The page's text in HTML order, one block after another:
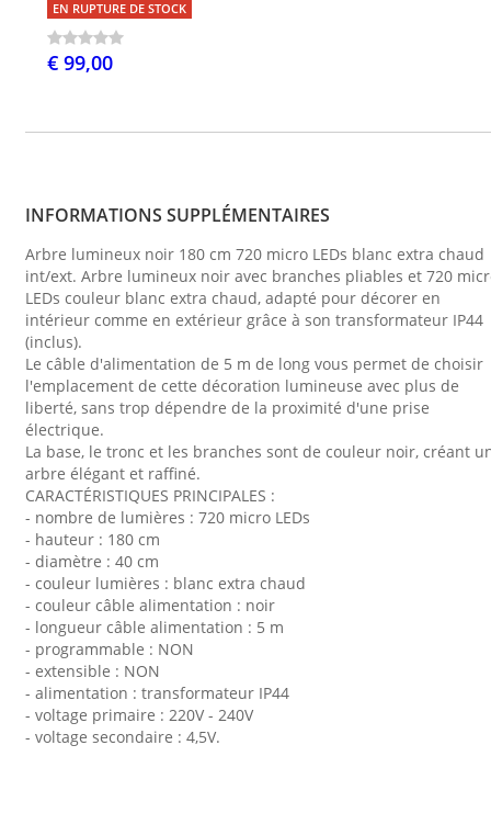
EN RUPTURE DE STOCK
€ 99,00
INFORMATIONS SUPPLÉMENTAIRES
Arbre lumineux noir 180 cm 720 micro LEDs blanc extra chaud
int/ext. Arbre lumineux noir avec branches pliables et 720
LEDs couleur blanc extra chaud, adapté pour décorer en
intérieur comme en extérieur grâce à son transformateur IP44
(inclus).
Le câble d'alimentation de 5 m de long vous permet de choisir
l'emplacement de cette décoration lumineuse avec plus de
liberté, sans trop dépendre de la proximité d'une prise
électrique.
La base, le tronc et les branches sont de couleur noir, créant
arbre élégant et raffiné.
CARACTÉRISTIQUES PRINCIPALES :
- nombre de lumières : 720 micro LEDs
- hauteur : 180 cm
- diamètre : 40 cm
- couleur lumières : blanc extra chaud
- couleur câble alimentation : noir
- longueur câble alimentation : 5 m
- programmable : NON
- extensible : NON
- alimentation : transformateur IP44
- voltage primaire : 220V - 240V
- voltage secondaire : 4,5V.